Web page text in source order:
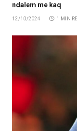
ndalem me kaq
12/10/2024 1 MIN